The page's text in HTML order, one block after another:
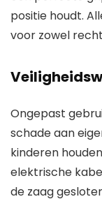
positie houdt.
voor zowel
Ongepast
schade aan
kinderen
elektrische
de zaag